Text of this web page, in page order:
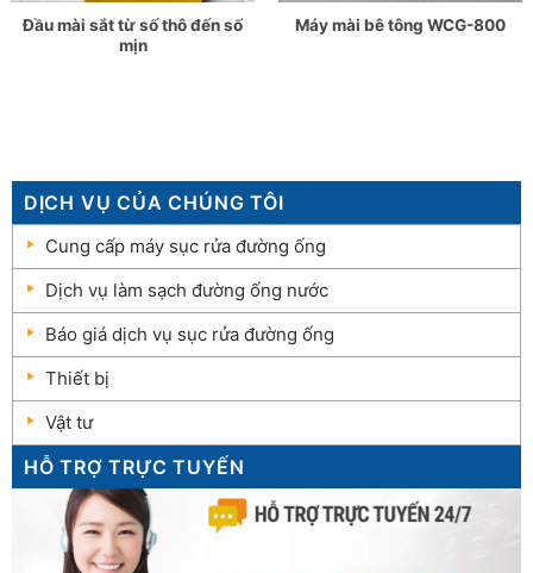
DỊCH VỤ CỦA CHÚNG TÔI
Cung cấp máy sục rửa đường ống
Dịch vụ làm sạch đường ống nước
Báo giá dịch vụ sục rửa đường ống
Thiết bị
Vật tư
HỖ TRỢ TRỰC TUYẾN
Đầu mài sắt từ số thô đến số
mịn
Máy mài bê tông WCG-800